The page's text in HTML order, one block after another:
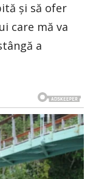
și să ofer
care mă va
a